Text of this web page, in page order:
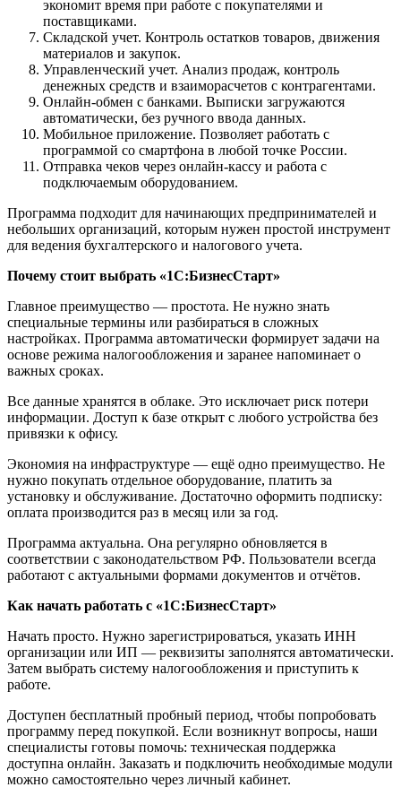
экономит время при работе с покупателями и
поставщиками.
Складской учет. Контроль остатков товаров, движения
материалов и закупок.
Управленческий учет. Анализ продаж, контроль
денежных средств и взаиморасчетов с контрагентами.
Онлайн-обмен с банками. Выписки загружаются
автоматически, без ручного ввода данных.
Мобильное приложение. Позволяет работать с
программой со смартфона в любой точке России.
Отправка чеков через онлайн-кассу и работа с
подключаемым оборудованием.
Программа подходит для начинающих предпринимателей и
небольших организаций, которым нужен простой инструмент
для ведения бухгалтерского и налогового учета.
Почему стоит выбрать «1С:БизнесСтарт»
Главное преимущество — простота. Не нужно знать
специальные термины или разбираться в сложных
настройках. Программа автоматически формирует задачи на
основе режима налогообложения и заранее напоминает о
важных сроках.
Все данные хранятся в облаке. Это исключает риск потери
информации. Доступ к базе открыт с любого устройства без
привязки к офису.
Экономия на инфраструктуре — ещё одно преимущество. Не
нужно покупать отдельное оборудование, платить за
установку и обслуживание. Достаточно оформить подписку:
оплата производится раз в месяц или за год.
Программа актуальна. Она регулярно обновляется в
соответствии с законодательством РФ. Пользователи всегда
работают с актуальными формами документов и отчётов.
Как начать работать с «1С:БизнесСтарт»
Начать просто. Нужно зарегистрироваться, указать ИНН
организации или ИП — реквизиты заполнятся автоматически.
Затем выбрать систему налогообложения и приступить к
работе.
Доступен бесплатный пробный период, чтобы попробовать
программу перед покупкой. Если возникнут вопросы, наши
специалисты готовы помочь: техническая поддержка
доступна онлайн. Заказать и подключить необходимые модули
можно самостоятельно через личный кабинет.